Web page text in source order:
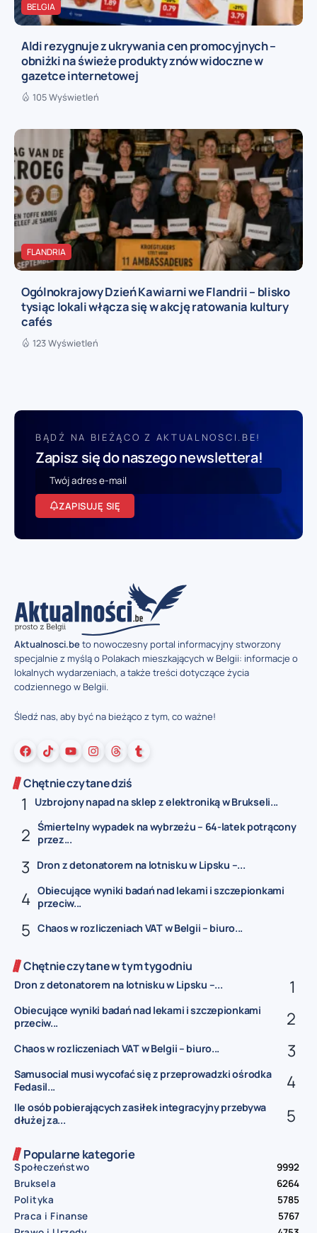
BELGIA
Aldi rezygnuje z ukrywania cen promocyjnych –
obniżki na świeże produkty znów widoczne w
gazetce internetowej
105 Wyświetleń
FLANDRIA
Ogólnokrajowy Dzień Kawiarni we Flandrii – blisko
tysiąc lokali włącza się w akcję ratowania kultury
cafés
123 Wyświetleń
BĄDŹ NA BIEŻĄCO Z AKTUALNOSCI.BE!
Zapisz się do naszego newslettera!
ZAPISUJĘ SIĘ
Aktualnosci.beto nowoczesny portal informacyjny stworzony
specjalnie z myślą o Polakach mieszkających w Belgii: informacje o
lokalnych wydarzeniach, a także treści dotyczące życia
codziennego w Belgii.
Śledź nas, aby być na bieżąco z tym, co ważne!
Chętnie czytane dziś
Uzbrojony napad na sklep z elektroniką w Brukseli...
Śmiertelny wypadek na wybrzeżu – 64-latek potrącony
przez...
Dron z detonatorem na lotnisku w Lipsku –...
Obiecujące wyniki badań nad lekami i szczepionkami
przeciw...
Chaos w rozliczeniach VAT w Belgii – biuro...
Chętnie czytane w tym tygodniu
Dron z detonatorem na lotnisku w Lipsku –...
Obiecujące wyniki badań nad lekami i szczepionkami
przeciw...
Chaos w rozliczeniach VAT w Belgii – biuro...
Samusocial musi wycofać się z przeprowadzki ośrodka
Fedasil...
Ile osób pobierających zasiłek integracyjny przebywa
dłużej za...
Popularne kategorie
Społeczeństwo
9992
Bruksela
6264
Polityka
5785
Praca i Finanse
5767